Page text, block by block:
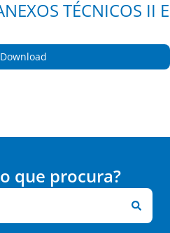
TÉCNICOS II E
Download
que procura?